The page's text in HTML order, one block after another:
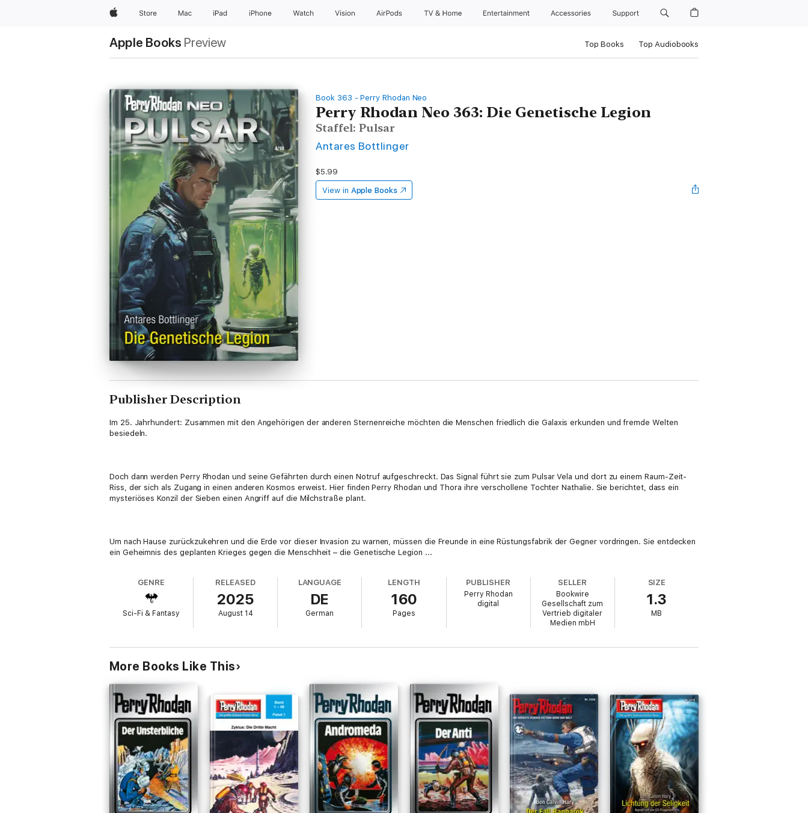
AppleStore Mac iPad iPhone Watch Vision AirPods TV & Home Entertainment Accessories Support
Apple Books Preview Top Books Top Audiobooks
Book 363 - Perry Rhodan Neo
Perry Rhodan Neo 363: Die Genetische Legion
Staffel: Pulsar
Antares Bottlinger
$5.99
View in Apple Books
Publisher Description
Im 25. Jahrhundert: Zusammen mit den Angehörigen der anderen Sternenreiche möchten die Menschen friedlich die Galaxis erkunden und fremde Welten
besiedeln.
Doch dann werden Perry Rhodan und seine Gefährten durch einen Notruf aufgeschreckt. Das Signal führt sie zum Pulsar Vela und dort zu einem Raum-Zeit-
Riss, der sich als Zugang in einen anderen Kosmos erweist. Hier finden Perry Rhodan und Thora ihre verschollene Tochter Nathalie. Sie berichtet, dass ein
mysteriöses Konzil der Sieben einen Angriff auf die Milchstraße plant.
Um nach Hause zurückzukehren und die Erde vor dieser Invasion zu warnen, müssen die Freunde in eine Rüstungsfabrik der Gegner vordringen. Sie entdecken
ein Geheimnis des geplanten Krieges gegen die Menschheit – die Genetische Legion ...
GENRE
Sci-Fi & Fantasy
RELEASED
2025
August 14
LANGUAGE
DE
German
LENGTH
160
Pages
PUBLISHER
Perry Rhodan
digital
SELLER
Bookwire
Gesellschaft zum
Vertrieb digitaler
Medien mbH
SIZE
1.3
MB
More Books Like This